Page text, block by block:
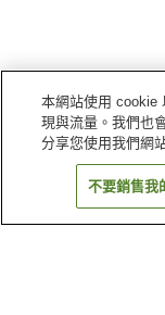
本網站使用 cookie
現與流量。我們也
分享您使用我們網
不要銷售我